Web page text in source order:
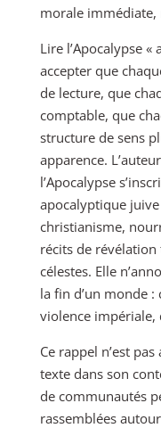
morale immédiate,
Lire l’Apocalypse «
accepter que
de lecture, que
comptable, que
structure de sens
apparence.
l’Apocalypse
apocalyptique
christianisme,
récits de
célestes. Elle
la fin d’un monde :
violence impériale,
Ce rappel n’est
texte dans son
de communautés
rassemblées